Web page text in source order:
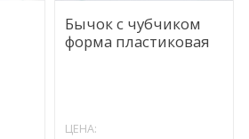
Бычок с чубчиком
форма пластиковая
ЦЕНА: